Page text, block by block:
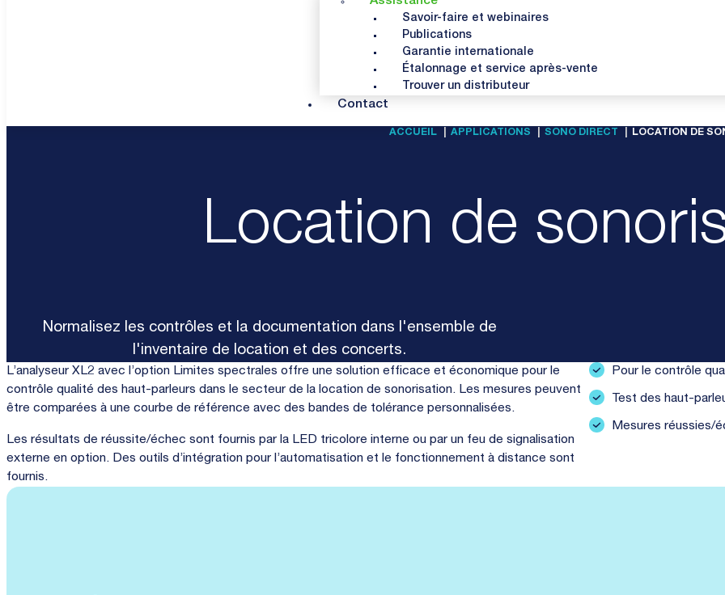
Savoir-faire et webinaires
Publications
Garantie internationale
Étalonnage et service après-vente
Trouver un distributeur
Contact
ACCUEIL APPLICATIONS SONO DIRECT LOCATION DE
Location de
Normalisez les contrôles et la documentation dans l'ensemble de
l'inventaire de location et des concerts.
L’analyseur XL2 avec l’option Limites spectrales offre une solution efficace et économique pour le
contrôle qualité des haut-parleurs dans le secteur de la location de sonorisation. Les mesures peuvent
être comparées à une courbe de référence avec des bandes de tolérance personnalisées.
Les résultats de réussite/échec sont fournis par la LED tricolore interne ou par un feu de signalisation
externe en option. Des outils d’intégration pour l’automatisation et le fonctionnement à distance sont
fournis.
Pour le contrôle
Test des haut-
Mesures réussies/